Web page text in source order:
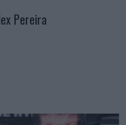
Pereira